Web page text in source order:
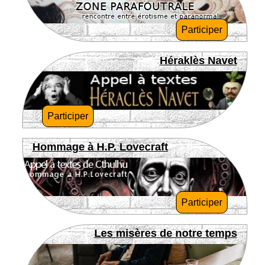
Participer
Héraklès Navet
Participer
Hommage à H.P. Lovecraft
Participer
Les misères de notre temps